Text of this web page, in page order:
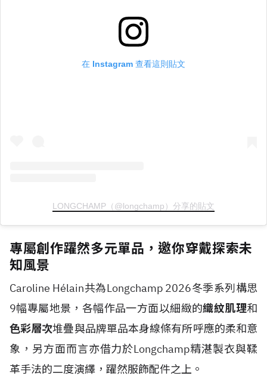
在 Instagram 查看這則貼文
LONGCHAMP（@longchamp）分享的貼文
專屬創作躍然多元單品，邀你穿戴探索未
知風景
Caroline Hélain共為Longchamp 2026冬季系列構思
9幅專屬地景，各幅作品一方面以細緻的織紋肌理和
色彩層次堆疊與品牌單品本身線條有所呼應的柔和意
象，另方面而言亦借力於Longchamp精湛製衣與鞣
革手法的二度演繹，躍然服飾配件之上。